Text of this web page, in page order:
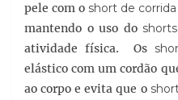
pele com o short de corrida
mantendo o uso do shorts
atividade física. Os
elástico com um cordão
ao corpo e evita que o